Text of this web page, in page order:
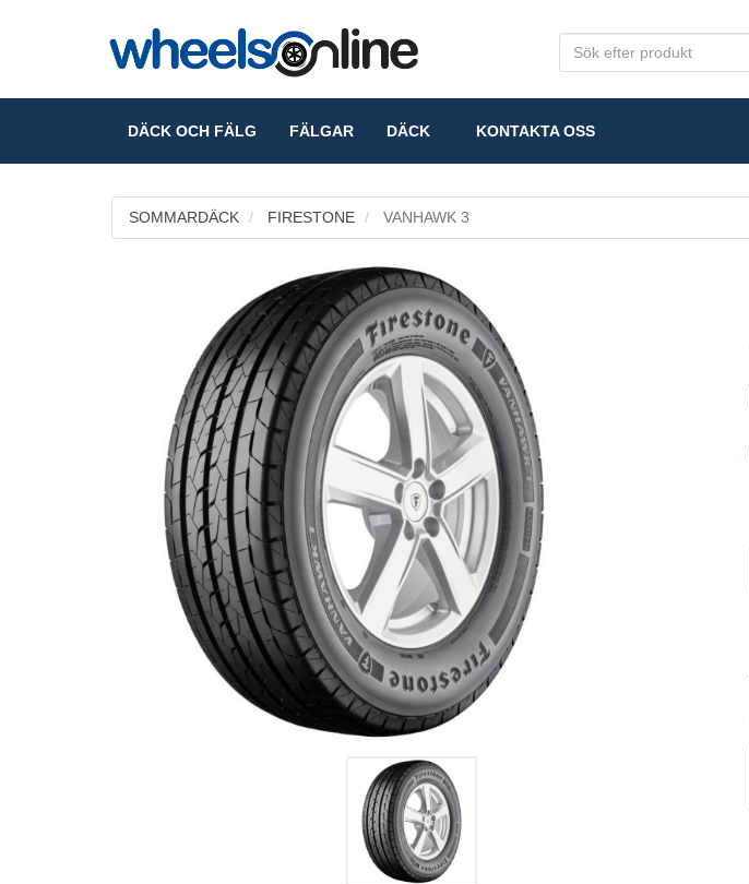
DÄCK OCH FÄLG FÄLGAR DÄCK KONTAKTA OSS
SOMMARDÄCK FIRESTONE VANHAWK 3